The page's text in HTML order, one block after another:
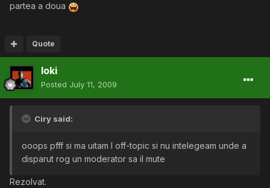
partea a doua
Quote
loki
Posted July 11, 2009
Ciry said:
ooops pfff si ma uitam l off-topic si nu intelegeam unde a
disparut rog un moderator sa il mute
Rezolvat.